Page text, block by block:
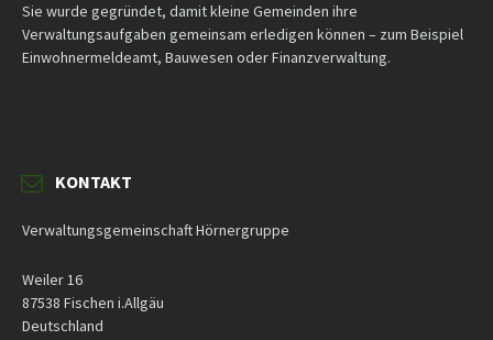
Sie wurde gegründet, damit kleine Gemeinden ihre
Verwaltungsaufgaben gemeinsam erledigen können – zum Beispiel
Einwohnermeldeamt, Bauwesen oder Finanzverwaltung.
KONTAKT
Verwaltungsgemeinschaft Hörnergruppe
Weiler 16
87538 Fischen i.Allgäu
Deutschland